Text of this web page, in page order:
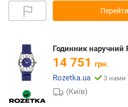
Годинник наручний
14 751 грн.
Rozetka.ua
З нами
(Київ)